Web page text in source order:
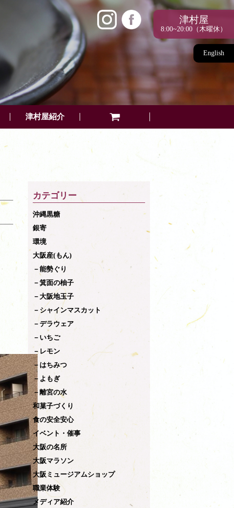
津村屋
8:00~20:00（木曜休）
English
津村屋紹介
カテゴリー
沖縄黒糖
銀寄
環境
大阪産(もん)
－能勢ぐり
－箕面の柚子
－大阪地玉子
－シャインマスカット
－デラウェア
－いちご
－レモン
－はちみつ
－よもぎ
－離宮の水
和菓子づくり
食の安全安心
イベント・催事
大阪の名所
大阪マラソン
大阪ミュージアムショップ
職業体験
メディア紹介